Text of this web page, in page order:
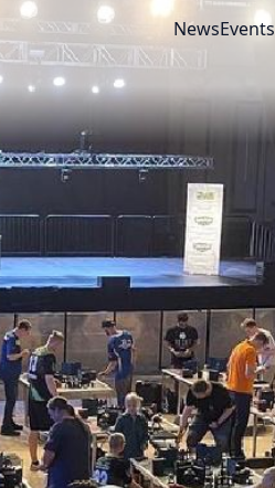
NewsEvents